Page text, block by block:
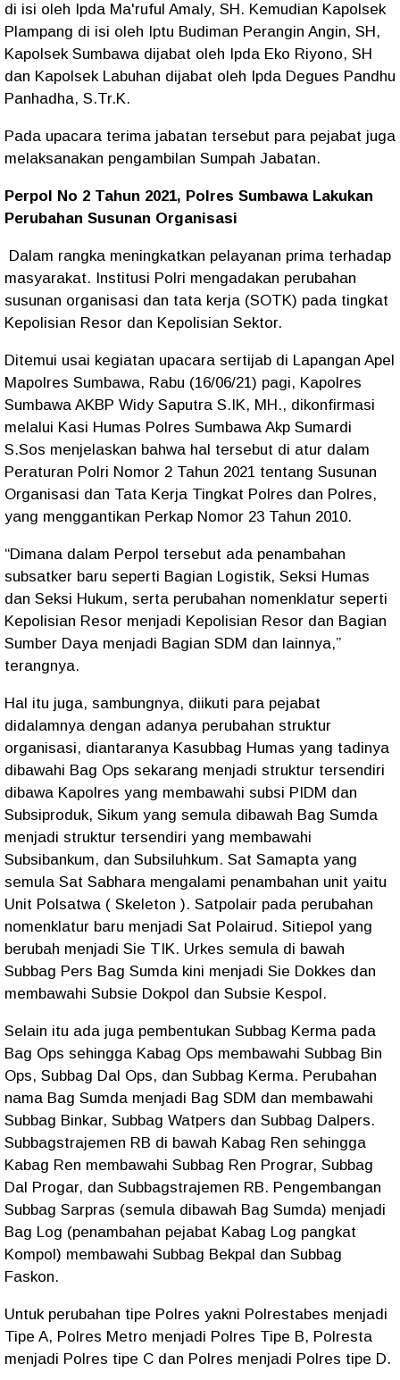
di isi oleh Ipda Ma'ruful Amaly, SH. Kemudian Kapolsek
Plampang di isi oleh Iptu Budiman Perangin Angin, SH,
Kapolsek Sumbawa dijabat oleh Ipda Eko Riyono, SH
dan Kapolsek Labuhan dijabat oleh Ipda Degues Pandhu
Panhadha, S.Tr.K.
Pada upacara terima jabatan tersebut para pejabat juga
melaksanakan pengambilan Sumpah Jabatan.
Perpol No 2 Tahun 2021, Polres Sumbawa Lakukan
Perubahan Susunan Organisasi
Dalam rangka meningkatkan pelayanan prima terhadap
masyarakat. Institusi Polri mengadakan perubahan
susunan organisasi dan tata kerja (SOTK) pada tingkat
Kepolisian Resor dan Kepolisian Sektor.
Ditemui usai kegiatan upacara sertijab di Lapangan Apel
Mapolres Sumbawa, Rabu (16/06/21) pagi, Kapolres
Sumbawa AKBP Widy Saputra S.IK, MH., dikonfirmasi
melalui Kasi Humas Polres Sumbawa Akp Sumardi
S.Sos menjelaskan bahwa hal tersebut di atur dalam
Peraturan Polri Nomor 2 Tahun 2021 tentang Susunan
Organisasi dan Tata Kerja Tingkat Polres dan Polres,
yang menggantikan Perkap Nomor 23 Tahun 2010.
“Dimana dalam Perpol tersebut ada penambahan
subsatker baru seperti Bagian Logistik, Seksi Humas
dan Seksi Hukum, serta perubahan nomenklatur seperti
Kepolisian Resor menjadi Kepolisian Resor dan Bagian
Sumber Daya menjadi Bagian SDM dan lainnya,”
terangnya.
Hal itu juga, sambungnya, diikuti para pejabat
didalamnya dengan adanya perubahan struktur
organisasi, diantaranya Kasubbag Humas yang tadinya
dibawahi Bag Ops sekarang menjadi struktur tersendiri
dibawa Kapolres yang membawahi subsi PIDM dan
Subsiproduk, Sikum yang semula dibawah Bag Sumda
menjadi struktur tersendiri yang membawahi
Subsibankum, dan Subsiluhkum. Sat Samapta yang
semula Sat Sabhara mengalami penambahan unit yaitu
Unit Polsatwa ( Skeleton ). Satpolair pada perubahan
nomenklatur baru menjadi Sat Polairud. Sitiepol yang
berubah menjadi Sie TIK. Urkes semula di bawah
Subbag Pers Bag Sumda kini menjadi Sie Dokkes dan
membawahi Subsie Dokpol dan Subsie Kespol.
Selain itu ada juga pembentukan Subbag Kerma pada
Bag Ops sehingga Kabag Ops membawahi Subbag Bin
Ops, Subbag Dal Ops, dan Subbag Kerma. Perubahan
nama Bag Sumda menjadi Bag SDM dan membawahi
Subbag Binkar, Subbag Watpers dan Subbag Dalpers.
Subbagstrajemen RB di bawah Kabag Ren sehingga
Kabag Ren membawahi Subbag Ren Prograr, Subbag
Dal Progar, dan Subbagstrajemen RB. Pengembangan
Subbag Sarpras (semula dibawah Bag Sumda) menjadi
Bag Log (penambahan pejabat Kabag Log pangkat
Kompol) membawahi Subbag Bekpal dan Subbag
Faskon.
Untuk perubahan tipe Polres yakni Polrestabes menjadi
Tipe A, Polres Metro menjadi Polres Tipe B, Polresta
menjadi Polres tipe C dan Polres menjadi Polres tipe D.